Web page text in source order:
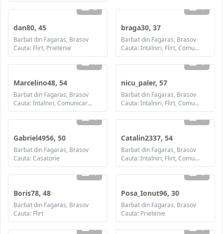
2
dan80, 45
Barbat din Fagaras, Brasov
Cauta: Flirt, Prietenie
4
braga30, 37
Barbat din Fagaras, Brasov
Cauta: Intalniri, Flirt, Comunicare / chat, Prietenie, Casatorie
1
Marcelino48, 54
Barbat din Fagaras, Brasov
Cauta: Intalniri, Comunicare / chat, Prietenie, Casatorie
1
nicu_paler, 57
Barbat din Fagaras, Brasov
Cauta: Intalniri, Flirt, Comunicare / chat
1
Gabriel4956, 50
Barbat din Fagaras, Brasov
Cauta: Casatorie
1
Catalin2337, 54
Barbat din Fagaras, Brasov
Cauta: Intalniri, Flirt, Comunicare / chat, Prietenie, Casatorie
1
Boris78, 48
Barbat din Fagaras, Brasov
Cauta: Flirt
1
Posa_Ionut96, 30
Barbat din Fagaras, Brasov
Cauta: Prietenie
1 1